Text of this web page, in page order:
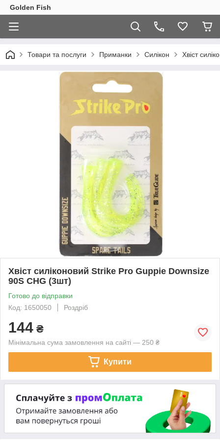
Golden Fish
Товари та послуги Приманки Силікон Хвіст
Хвіст силіконовий Strike Pro Guppie Downsize
90S CHG (3шт)
Готово до відправки
Код: 1650050
Роздріб
144 ₴
Мінімальна сума замовлення на сайті — 250 ₴
Купити